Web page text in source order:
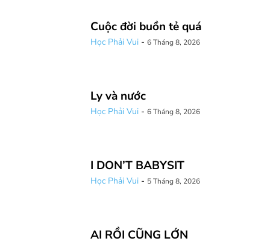
Cuộc đời buồn tẻ quá
Học Phải Vui - 6 Tháng 8, 2026
Ly và nước
Học Phải Vui - 6 Tháng 8, 2026
I DON’T BABYSIT
Học Phải Vui - 5 Tháng 8, 2026
AI RỒI CŨNG LỚN